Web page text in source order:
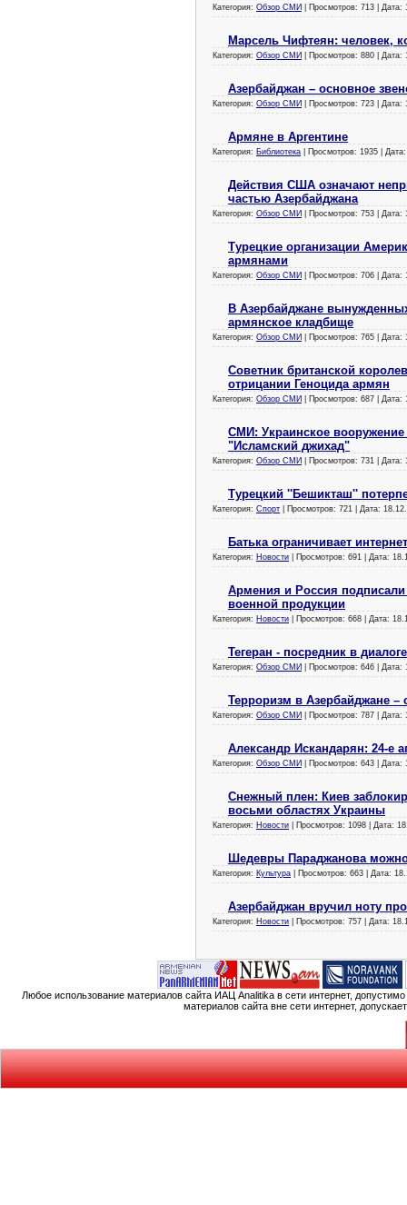
Категория: Обзор СМИ | Просмотров: 713 | Дата:
Марсель Чифтеян: человек,
Категория: Обзор СМИ | Просмотров: 880 | Дата:
Азербайджан – основное
Категория: Обзор СМИ | Просмотров: 723 | Дата:
Армяне в Аргентине
Категория: Библиотека | Просмотров: 1935 |
Действия США означают
частью Азербайджана
Категория: Обзор СМИ | Просмотров: 753 | Дата:
Турецкие организации
армянами
Категория: Обзор СМИ | Просмотров: 706 | Дата:
В Азербайджане
армянское кладбище
Категория: Обзор СМИ | Просмотров: 765 | Дата:
Советник британской
отрицании Геноцида армян
Категория: Обзор СМИ | Просмотров: 687 | Дата:
СМИ: Украинское
"Исламский джихад"
Категория: Обзор СМИ | Просмотров: 731 | Дата:
Турецкий ''Бешикташ''
Категория: Спорт | Просмотров: 721 | Дата:
Батька ограничивает
Категория: Новости | Просмотров: 691 | Дата:
Армения и Россия подписали
военной продукции
Категория: Новости | Просмотров: 668 | Дата:
Тегеран - посредник в
Категория: Обзор СМИ | Просмотров: 646 | Дата:
Терроризм в Азербайджане –
Категория: Обзор СМИ | Просмотров: 787 | Дата:
Александр Искандарян: 24-е
Категория: Обзор СМИ | Просмотров: 643 | Дата:
Снежный плен: Киев
восьми областях Украины
Категория: Новости | Просмотров: 1098 | Дата:
Шедевры Параджанова можно
Категория: Культура | Просмотров: 663 | Дата:
Азербайджан вручил ноту
Категория: Новости | Просмотров: 757 | Дата:
Любое использование материалов сайта ИАЦ Analitika в сети интернет,
материалов сайта вне сети интернет,